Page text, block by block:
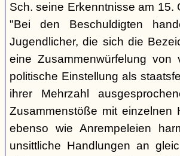
Sch. seine Erkenntnisse am
"Bei den Beschuldigten
Jugendlicher, die sich die
eine Zusammenwürfelung von
politische Einstellung als
ihrer Mehrzahl
Zusammenstöße mit einzelnen
ebenso wie Anrempeleien
unsittliche Handlungen an